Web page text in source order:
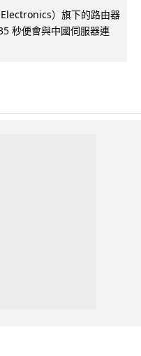
）旗下的路由器
秒便會與中國伺服器連